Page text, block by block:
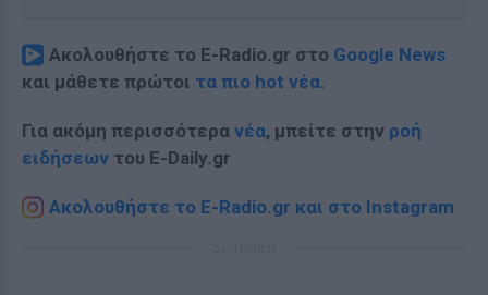
Ακολουθήστε το E-Radio.gr στο Google News
και μάθετε πρώτοι τα πιο hot νέα.
Για ακόμη περισσότερα νέα, μπείτε στην ροή
ειδήσεων του E-Daily.gr
Ακολουθήστε το E-Radio.gr και στο Instagram